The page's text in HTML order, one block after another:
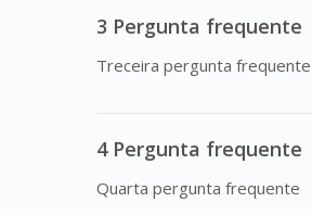
3 Pergunta frequente
Treceira pergunta frequente
4 Pergunta frequente
Quarta pergunta frequente